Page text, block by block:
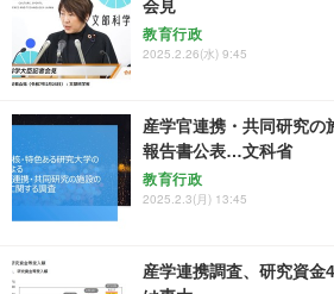
会見
教育行政
2025.2.26(水) 9:45
産学官連携・共同研究の
報告書公表…文科省
教育行政
2025.2.3(月) 13:45
産学連携調査、研究資